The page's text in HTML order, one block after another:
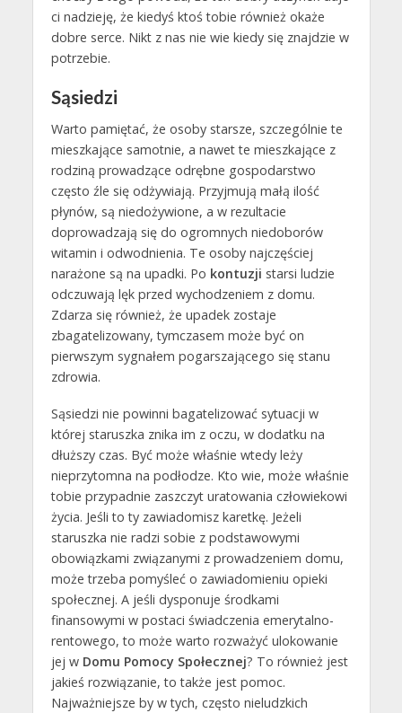
ci nadzieję, że kiedyś ktoś tobie również okaże
dobre serce. Nikt z nas nie wie kiedy się znajdzie w
potrzebie.
Sąsiedzi
Warto pamiętać, że osoby starsze, szczególnie te
mieszkające samotnie, a nawet te mieszkające z
rodziną prowadzące odrębne gospodarstwo
często źle się odżywiają. Przyjmują małą ilość
płynów, są niedożywione, a w rezultacie
doprowadzają się do ogromnych niedoborów
witamin i odwodnienia. Te osoby najczęściej
narażone są na upadki. Po kontuzji starsi ludzie
odczuwają lęk przed wychodzeniem z domu.
Zdarza się również, że upadek zostaje
zbagatelizowany, tymczasem może być on
pierwszym sygnałem pogarszającego się stanu
zdrowia.
Sąsiedzi nie powinni bagatelizować sytuacji w
której staruszka znika im z oczu, w dodatku na
dłuższy czas. Być może właśnie wtedy leży
nieprzytomna na podłodze. Kto wie, może właśnie
tobie przypadnie zaszczyt uratowania człowiekowi
życia. Jeśli to ty zawiadomisz karetkę. Jeżeli
staruszka nie radzi sobie z podstawowymi
obowiązkami związanymi z prowadzeniem domu,
może trzeba pomyśleć o zawiadomieniu opieki
społecznej. A jeśli dysponuje środkami
finansowymi w postaci świadczenia emerytalno-
rentowego, to może warto rozważyć ulokowanie
jej w Domu Pomocy Społecznej? To również jest
jakieś rozwiązanie, to także jest pomoc.
Najważniejsze by w tych, często nieludzkich